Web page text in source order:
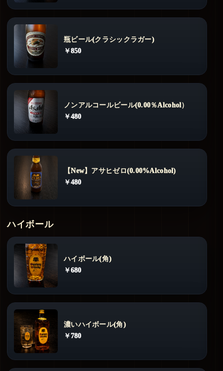
瓶ビール(クラシックラガー)
￥850
ノンアルコールビール(0.00％Alcohol）
￥480
【New】アサヒゼロ(0.00%Alcohol)
￥480
ハイボール
ハイボール(角)
￥680
濃いハイボール(角)
￥780